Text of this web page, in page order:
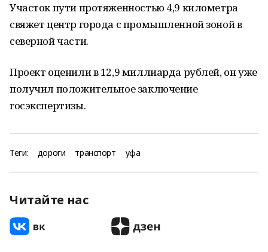
Участок пути протяженностью 4,9 километра
свяжет центр города с промышленной зоной в
северной части.
Проект оценили в 12,9 миллиарда рублей, он уже
получил положительное заключение
госэкспертизы.
Теги: дороги транспорт уфа
Читайте нас